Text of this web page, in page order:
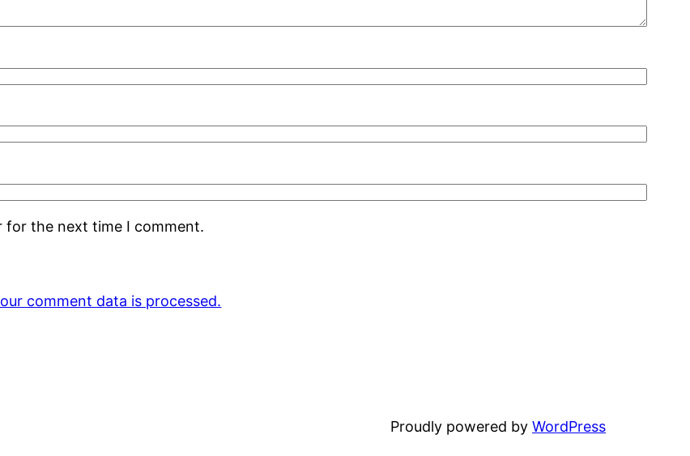
for the next time I comment.
comment data is processed.
Proudly powered by WordPress